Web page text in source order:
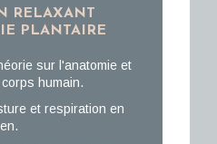
RELAXANT
PLANTAIRE
sur l'anatomie et
humain.
et respiration en